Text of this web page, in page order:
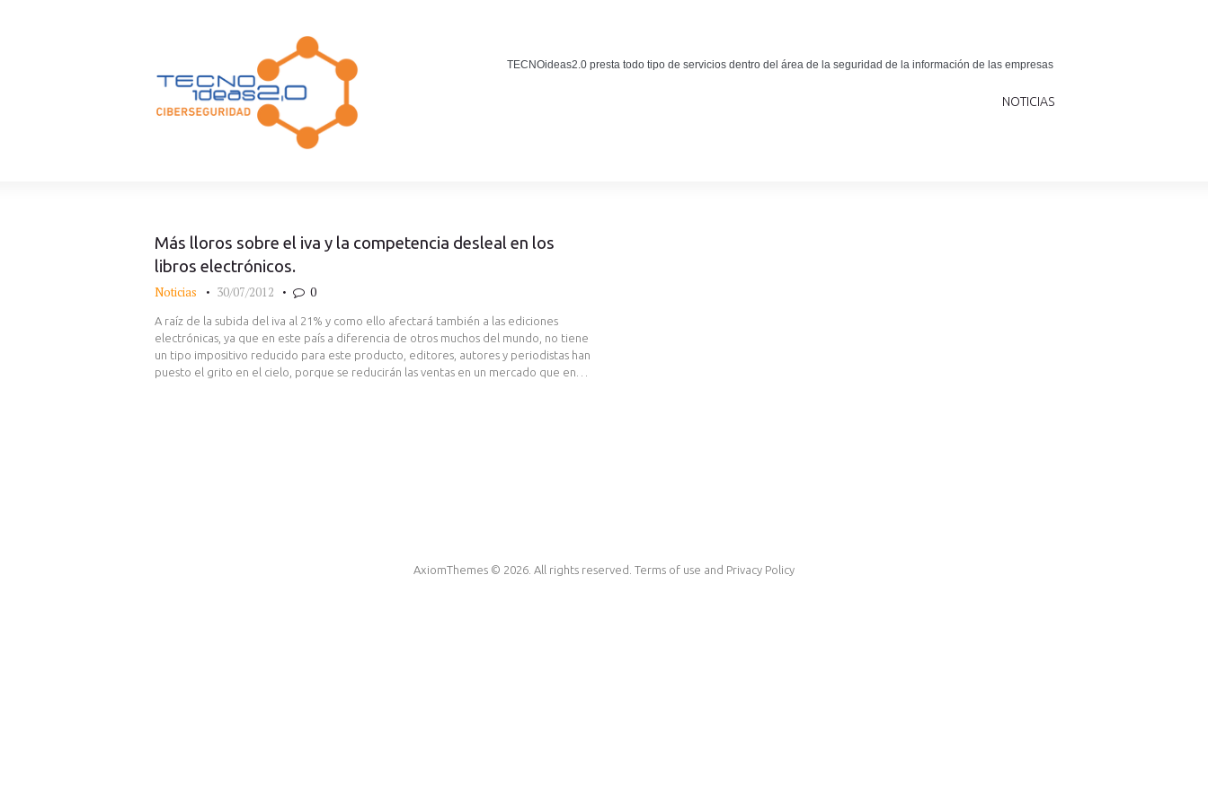
TECNOideas2.0 presta todo tipo de servicios dentro del área de la seguridad de la información de las empresas
NOTICIAS
Noticias tecnológicas.
Más lloros sobre el iva y la competencia desleal en los
libros electrónicos.
Noticias 30/07/2012 0
A raíz de la subida del iva al 21% y como ello afectará también a las ediciones
electrónicas, ya que en este país a diferencia de otros muchos del mundo, no tiene
un tipo impositivo reducido para este producto, editores, autores y periodistas han
puesto el grito en el cielo, porque se reducirán las ventas en un mercado que en…
AxiomThemes © 2026. All rights reserved. Terms of use and Privacy Policy